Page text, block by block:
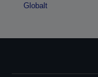
Globalt